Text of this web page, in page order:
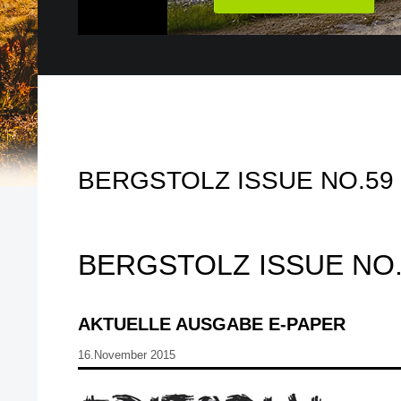
BERGSTOLZ ISSUE NO.59
BERGSTOLZ ISSUE
AKTUELLE AUSGABE E-PAPER
16.November 2015